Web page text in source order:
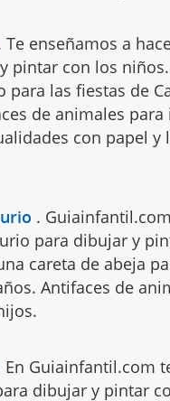
Te enseñamos a
pintar con los
para las fiestas de
de animales
con papel y
.
para dibujar y
careta de abeja
Antifaces de
En Guiainfantil.com
dibujar y pintar